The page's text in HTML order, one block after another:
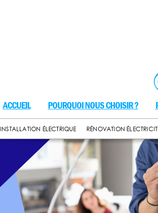
ACCUEIL POURQUOI NOUS CHOISIR ?
INSTALLATION ÉLECTRIQUE RÉNOVATION